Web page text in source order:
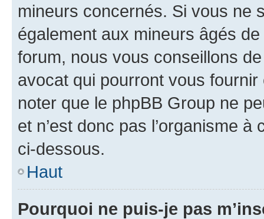
mineurs concernés. Si vous ne
également aux mineurs âgés
forum, nous vous conseillons
avocat qui pourront vous
noter que le phpBB Group ne
et n’est donc pas l’organisme
ci-dessous.
Haut
Pourquoi ne puis-je pas